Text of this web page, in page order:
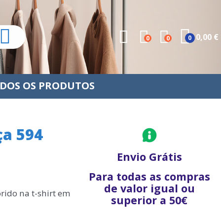
0 0 0,00 €
0
OS PRODUTOS
594
na t-shirt em
Envio Grátis
Para todas as compras
de valor igual ou
superior a 50€